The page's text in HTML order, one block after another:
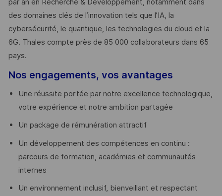
par an en Recherche & Développement, notamment dans
des domaines clés de l’innovation tels que l’IA, la
cybersécurité, le quantique, les technologies du cloud et la
6G. Thales compte près de 85 000 collaborateurs dans 65
pays. ​
Nos engagements, vos avantages
Une réussite portée par notre excellence technologique,
votre expérience et notre ambition partagée
Un package de rémunération attractif
Un développement des compétences en continu :
parcours de formation, académies et communautés
internes
Un environnement inclusif, bienveillant et respectant